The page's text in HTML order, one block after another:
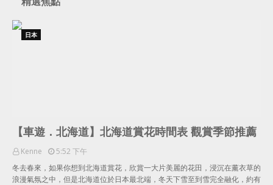
日本
【車遊．北海道】北海道賞花時間表 觀賞季節推薦
Kenne
5:52 下午
冬去春來，如果你想到北海道賞花，欣賞一大片美麗的花田，浸沉在薰衣草的
浪漫氣氛之中，但是北海道位於日本最北端，冬天下雪至到雪完全融化，約有